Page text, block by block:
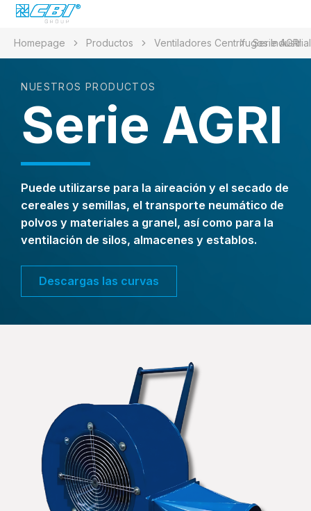
Homepage Productos Ventiladores CentrífugosSerie AGRI
NUESTROS PRODUCTOS
Serie AGRI
Puede utilizarse para la aireación y el secado de
cereales y semillas, el transporte neumático de
polvos y materiales a granel, así como para la
ventilación de silos, almacenes y establos.
Descargas las curvas